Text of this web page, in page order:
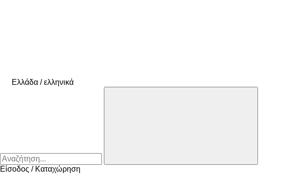
Ελλάδα / ελληνικά
Είσοδος / Καταχώρηση